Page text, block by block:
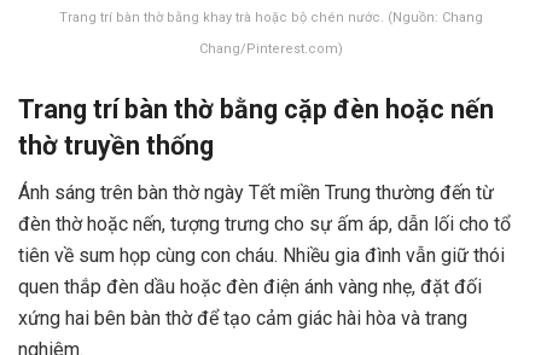
Trang trí bàn thờ bằng khay trà hoặc bộ chén nước. (Nguồn: Chang
Chang/Pinterest.com)
Trang trí bàn thờ bằng cặp đèn hoặc nến
thờ truyền thống
Ánh sáng trên bàn thờ ngày Tết miền Trung thường đến từ
đèn thờ hoặc nến, tượng trưng cho sự ấm áp, dẫn lối cho tổ
tiên về sum họp cùng con cháu. Nhiều gia đình vẫn giữ thói
quen thắp đèn dầu hoặc đèn điện ánh vàng nhẹ, đặt đối
xứng hai bên bàn thờ để tạo cảm giác hài hòa và trang
nghiêm.